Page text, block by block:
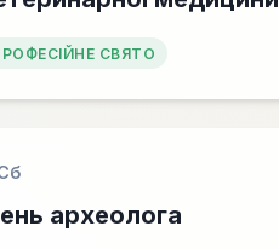
СВЯТО
археолога